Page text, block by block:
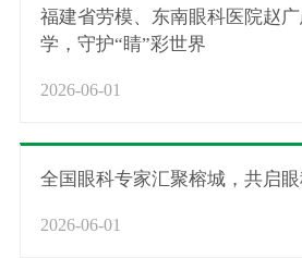
福建省劳模、东南眼科医院赵
学，守护“睛”彩世界
2026-06-01
全国眼科专家汇聚榕城，共启
2026-06-01